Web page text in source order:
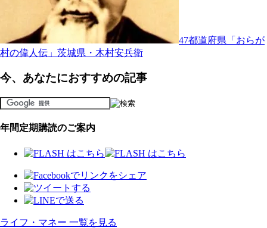
47都道府県「おらが
村の偉人伝」茨城県・木村安兵衛
今、あなたにおすすめの記事
年間定期購読のご案内
ライフ・マネー 一覧を見る